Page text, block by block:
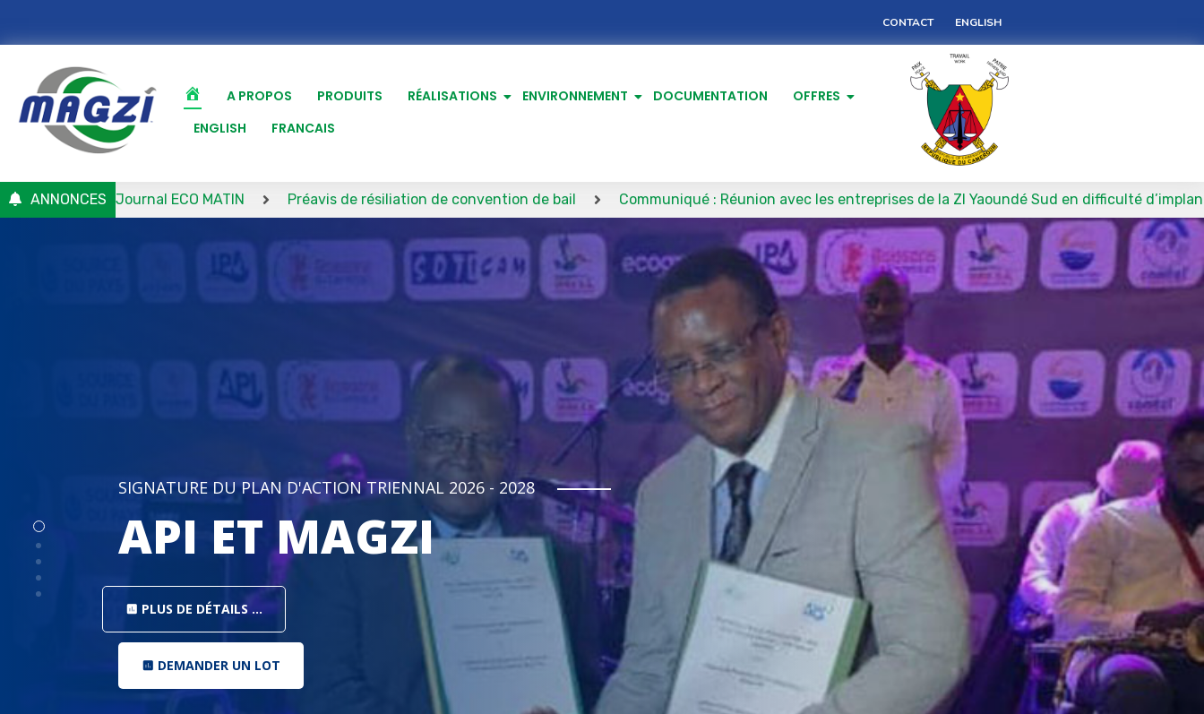
CONTACT ENGLISH
A PROPOS PRODUITS RÉALISATIONS ENVIRONNEMENT DOCUMENTATION
OFFRES
ENGLISH
FRANCAIS
ANNONCES
– Journal ECO MATIN Préavis de résiliation de convention de bail Communiqué : Réunion avec les entreprises de la ZI Yaoundé Sud en difficulté d’implantation
SIGNATURE DU PLAN D'ACTION TRIENNAL 2026 - 2028
API ET MAGZI
insert_chart PLUS DE DÉTAILS ...
insert_chart DEMANDER UN LOT